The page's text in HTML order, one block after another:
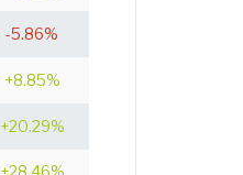
-5.86%
+8.85%
+20.29%
+28.46%